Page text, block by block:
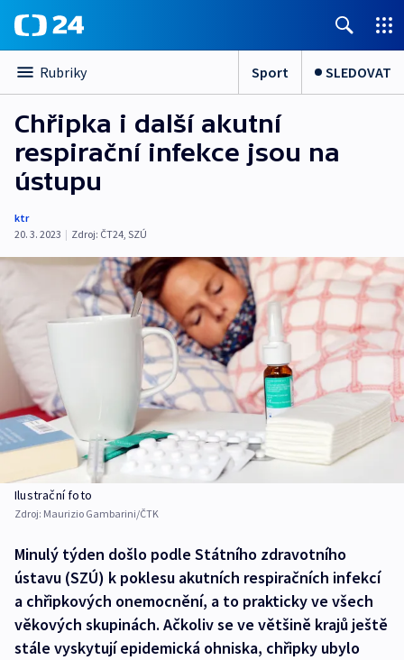
Rubriky Sport SLEDOVAT
Chřipka i další akutní
respirační infekce jsou na
ústupu
ktr
20. 3. 2023 | Zdroj: ČT24, SZÚ
Ilustrační foto
Zdroj: Maurizio Gambarini/ČTK
Minulý týden došlo podle Státního zdravotního
ústavu (SZÚ) k poklesu akutních respiračních infekcí
a chřipkových onemocnění, a to prakticky ve všech
věkových skupinách. Ačkoliv se ve většině krajů ještě
stále vyskytují epidemická ohniska, chřipky ubylo